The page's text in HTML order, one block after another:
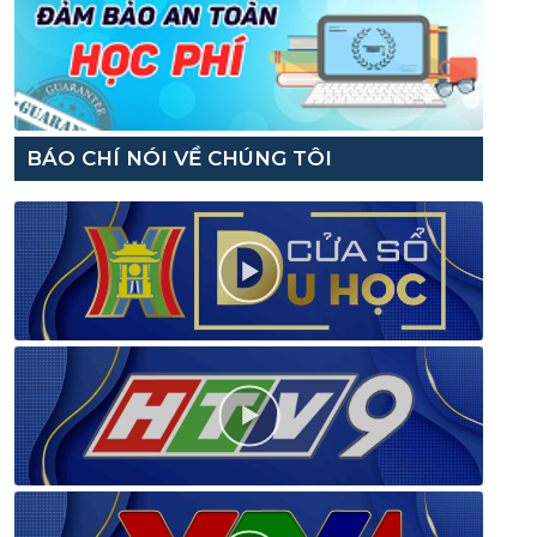
BÁO CHÍ NÓI VỀ CHÚNG TÔI